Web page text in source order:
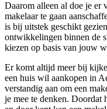
Daarom alleen al doe je er
makelaar te gaan
is bij uitstek geschikt
ontwikkelingen binnen de
kiezen op basis van jouw
Er komt altijd meer bij
een huis wil aankopen in
verstandig aan om een
je mee te denken.